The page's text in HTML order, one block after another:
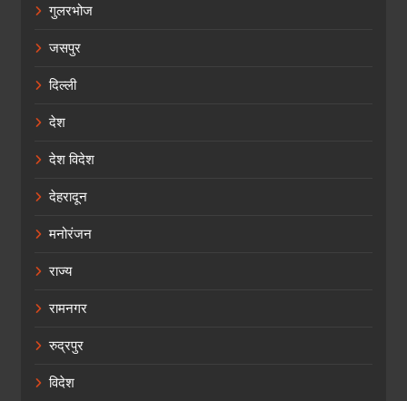
गुलरभोज
जसपुर
दिल्ली
देश
देश विदेश
देहरादून
मनोरंजन
राज्य
रामनगर
रुद्रपुर
विदेश